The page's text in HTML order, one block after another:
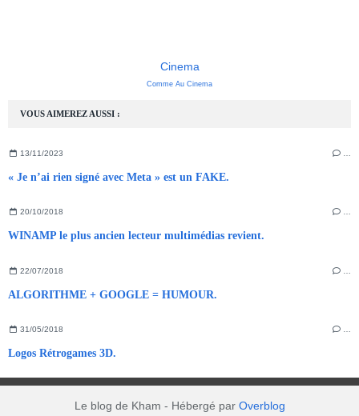
VOUS AIMEREZ AUSSI :
13/11/2023
« Je n’ai rien signé avec Meta » est un FAKE.
20/10/2018
WINAMP le plus ancien lecteur multimédias revient.
22/07/2018
ALGORITHME + GOOGLE = HUMOUR.
31/05/2018 …
Logos Rétrogames 3D.
Cinema
Comme Au Cinema
Le blog de Kham - Hébergé par Overblog